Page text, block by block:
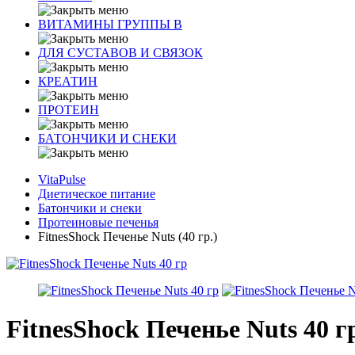
ВИТАМИНЫ ГРУППЫ В
ДЛЯ СУСТАВОВ И СВЯЗОК
КРЕАТИН
ПРОТЕИН
БАТОНЧИКИ И СНЕКИ
VitaPulse
Диетическое питание
Батончики и снеки
Протеиновые печенья
FitnesShock Печенье Nuts (40 гр.)
FitnesShock Печенье Nuts 40